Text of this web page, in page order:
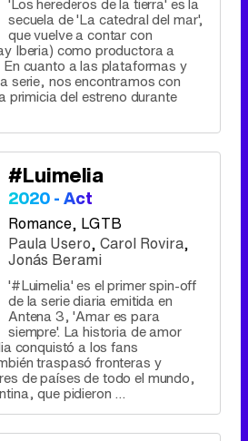
secuela de 'La catedral del mar',
que vuelve a contar con
Iberia) como productora a
cuanto a las plataformas y
serie, nos encontramos con
primicia del estreno durante
#Luimelia
2020 - Act
Romance, LGTB
Paula Usero, Carol Rovira,
Jonás Berami
'#Luimelia' es el primer spin-off
de la serie diaria emitida en
Antena 3, 'Amar es para
siempre'. La historia de amor
conquistó a los fans
traspasó fronteras y
de países de todo el mundo,
que pidieron ...